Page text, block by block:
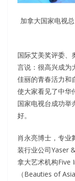
加拿大国家电视
国际艾美奖评委、
言说：很高兴成为
佳丽的青春活力和
使大家看见了中华
国家电视台成功举
好。
肖永亮博士，专业
装行业公司Yaser
拿大艺术机构Five
（Beauties of